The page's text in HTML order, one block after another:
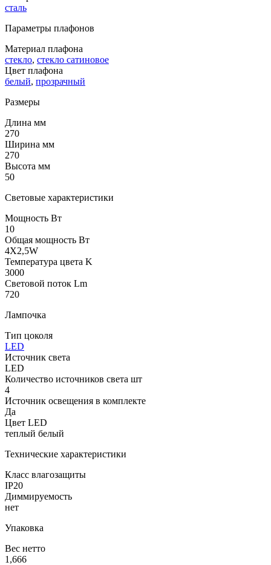
сталь
Параметры плафонов
Материал плафона
стекло, стекло сатиновое
Цвет плафона
белый, прозрачный
Размеры
Длина мм
270
Ширина мм
270
Высота мм
50
Световые характеристики
Мощность Вт
10
Общая мощность Вт
4X2,5W
Температура цвета K
3000
Световой поток Lm
720
Лампочка
Тип цоколя
LED
Источник света
LED
Количество источников света шт
4
Источник освещения в комплекте
Да
Цвет LED
теплый белый
Технические характеристики
Класс влагозащиты
IP20
Диммируемость
нет
Упаковка
Вес нетто
1,666